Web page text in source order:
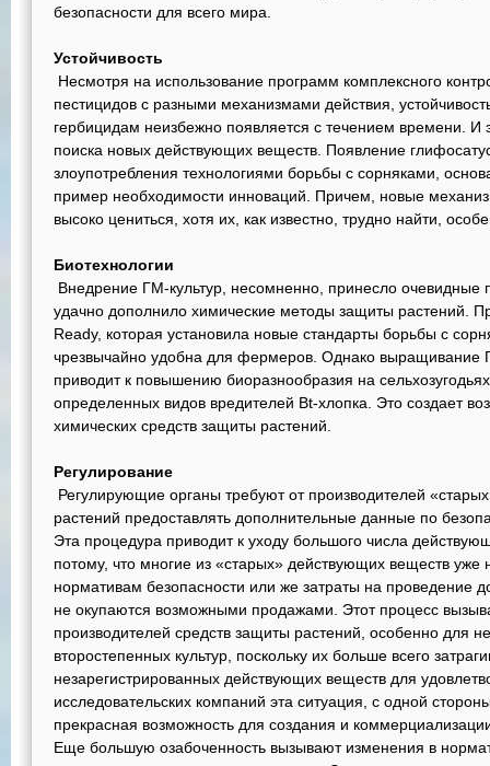
безопасности для всего мира.
Устойчивость
Несмотря на использование программ комплексного
пестицидов с разными механизмами действия,
гербицидам неизбежно появляется с течением времени.
поиска новых действующих веществ. Появление
злоупотребления технологиями борьбы с сорняками,
пример необходимости инноваций. Причем, новые
высоко цениться, хотя их, как известно, трудно найти,
Биотехнологии
Внедрение ГМ-культур, несомненно, принесло очевидные
удачно дополнило химические методы защиты растений.
Ready, которая установила новые стандарты борьбы с
чрезвычайно удобна для фермеров. Однако выращивание
приводит к повышению биоразнообразия на
определенных видов вредителей Bt-хлопка. Это создает
химических средств защиты растений.
Регулирование
Регулирующие органы требуют от производителей
растений предоставлять дополнительные данные по
Эта процедура приводит к уходу большого числа
потому, что многие из «старых» действующих веществ
нормативам безопасности или же затраты на проведение
не окупаются возможными продажами. Этот процесс
производителей средств защиты растений, особенно для
второстепенных культур, поскольку их больше всего
незарегистрированных действующих веществ для
исследовательских компаний эта ситуация, с одной
прекрасная возможность для создания и
Еще большую озабоченность вызывают изменения в